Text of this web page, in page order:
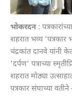
भोकरदन:
शहरात भव्य
चंद्रकांत दानवे यांनी
‘दर्पण’ पत्राच्या
शहरात मोठ्या
पत्रकार संघाच्या